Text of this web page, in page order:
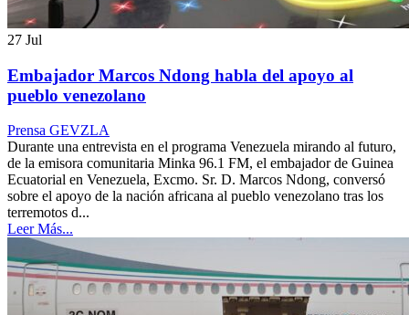
27 Jul
Embajador Marcos Ndong habla del apoyo al
pueblo venezolano
Prensa GEVZLA
Durante una entrevista en el programa Venezuela mirando al futuro,
de la emisora comunitaria Minka 96.1 FM, el embajador de Guinea
Ecuatorial en Venezuela, Excmo. Sr. D. Marcos Ndong, conversó
sobre el apoyo de la nación africana al pueblo venezolano tras los
terremotos d...
Leer Más...